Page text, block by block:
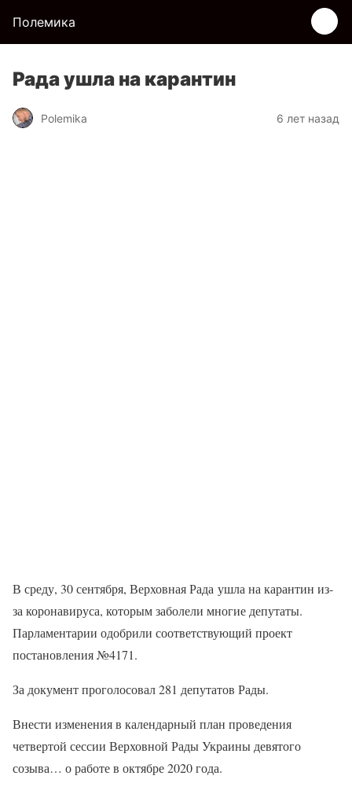
Полемика
Рада ушла на карантин
Polemika 6 лет назад
В среду, 30 сентября, Верховная Рада ушла на карантин из-
за коронавируса, которым заболели многие депутаты.
Парламентарии одобрили соответствующий проект
постановления №4171.
За документ проголосовал 281 депутатов Рады.
Внести изменения в календарный план проведения
четвертой сессии Верховной Рады Украины девятого
созыва… о работе в октябре 2020 года.